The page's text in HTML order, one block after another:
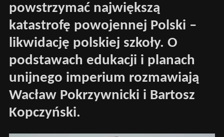
powstrzymać największą
katastrofę powojennej Polski –
likwidację polskiej szkoły. O
podstawach edukacji i planach
unijnego imperium rozmawiają
Wacław Pokrzywnicki i Bartosz
Kopczyński.